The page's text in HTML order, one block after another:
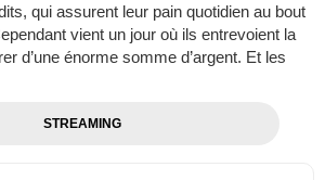
qui assurent leur pain quotidien au bout
vient un jour où ils entrevoient la
d’une énorme somme d’argent. Et les
STREAMING